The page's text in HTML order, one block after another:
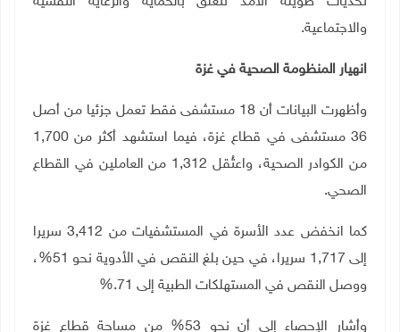
والاجتماعية.
انهيار المنظومة الصحية في غزة
وأظهرت البيانات أن 18 مستشفى فقط تعمل جزئيا من أصل
36 مستشفى في قطاع غزة، فيما استشهد أكثر من 1,700
من الكوادر الصحية، واعتُقل 1,312 من العاملين في القطاع
الصحي.
كما انخفض عدد الأسرة في المستشفيات من 3,412 سريرا
إلى 1,717 سريرا، في حين بلغ النقص في الأدوية نحو 51%،
ووصل النقص في المستهلكات الطبية إلى 71
%.
وأشار الإحصاء إلى أن نحو 53% من مساحة قطاع غزة